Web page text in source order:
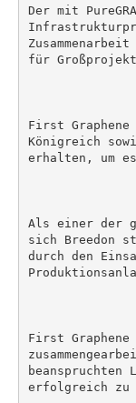
Der mit
für
First Graphene
Königreich
erhalten, um
Als einer der
sich Breedon
durch den
First
beanspruchten
erfolgreich zu